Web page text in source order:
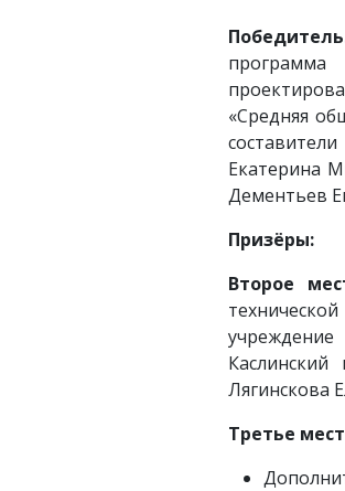
«Средняя
Екатерина
Дементьев
Призёры:
Второе
Лягинскова
Третье